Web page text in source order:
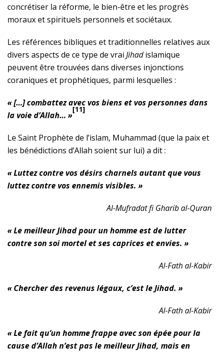
concrétiser la réforme, le bien-être et les progrès
moraux et spirituels personnels et sociétaux.
Les références bibliques et traditionnelles relatives aux
divers aspects de ce type de vrai Jihadislamique
peuvent être trouvées dans diverses injonctions
coraniques et prophétiques, parmi lesquelles :
« […] combattez avec vos biens et vos personnes dans
la voie d’Allah… »
[11]
Le Saint Prophète de l’islam, Muhammad (que la paix et
les bénédictions d’Allah soient sur lui) a dit :
« Luttez contre vos désirs charnels autant que vous
luttez contre vos ennemis visibles. »
Al-Mufradat fi Gharib al-Quran
« Le meilleur Jihad pour un homme est de lutter
contre son soi mortel et ses caprices et envies. »
Al-Fath al-Kabir
« Chercher des revenus légaux, c’est le Jihad. »
Al-Fath al-Kabir
« Le fait qu’un homme frappe avec son épée pour la
cause d’Allah n’est pas le meilleur Jihad, mais en